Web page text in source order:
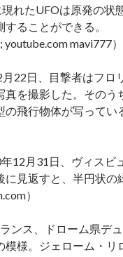
れたUFOは原発の状
ることができる。
youtube.com mavi777）
22日、目撃者はフロ
を撮影した。そのう
飛行物体が写ってい
12月31日、ヴィスビ
に見返すと、半円状の
）
ンス、ドローム県デ
様。ジェローム・リ